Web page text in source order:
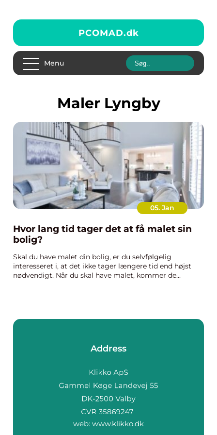
PCOMAD.dk
Menu
maler Lyngby
05. Jan
Hvor lang tid tager det at få malet sin
bolig?
Skal du have malet din bolig, er du selvfølgelig
interesseret i, at det ikke tager længere tid end højst
nødvendigt. Når du skal have malet, kommer de...
Address
web: www.klikko.dk